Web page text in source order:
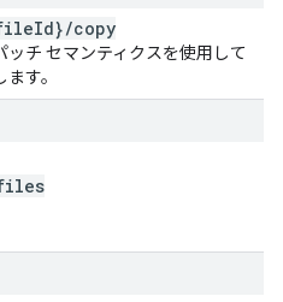
Id}/copy
チ セマンティクスを使用して
す。